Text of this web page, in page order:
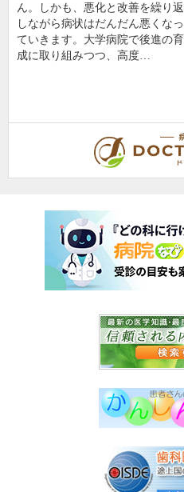
ん。しかも、悪化と改善を繰り返
しながら病状はだんだん悪くなっ
ていきます。大学病院で後進の育
成に取り組みつつ、高度…